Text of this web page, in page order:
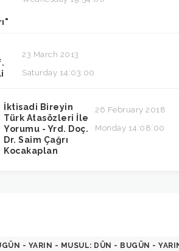
23 March 2013
Saturday 14:03:00
İktisadi Bireyin
Türk Atasözleri İle
Yorumu - Yrd. Doç.
Dr. Saim Çağrı
Kocakaplan
26 February 2018
Monday 14:08:00
- YARIN - MUSUL: DÜN - BUGÜN -